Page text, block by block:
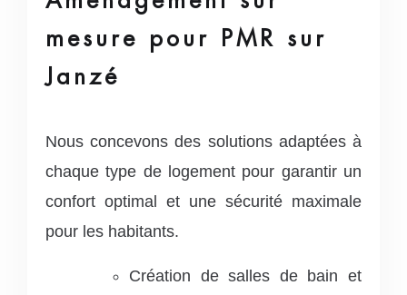
mesure pour PMR sur
Janzé
Nous concevons des solutions adaptées à
chaque type de logement pour garantir un
confort optimal et une sécurité maximale
pour les habitants.
Création de salles de bain et